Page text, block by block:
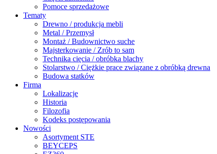
Pomoce sprzedażowe
Tematy
Drewno / produkcja mebli
Metal / Przemysł
Montaż / Budownictwo suche
Majsterkowanie / Zrób to sam
Technika cięcia / obróbka blachy
Stolarstwo / Ciężkie prace związane z obróbką drewna
Budowa statków
Firma
Lokalizacje
Historia
Filozofia
Kodeks postępowania
Nowości
Asortyment STE
BEYCEPS